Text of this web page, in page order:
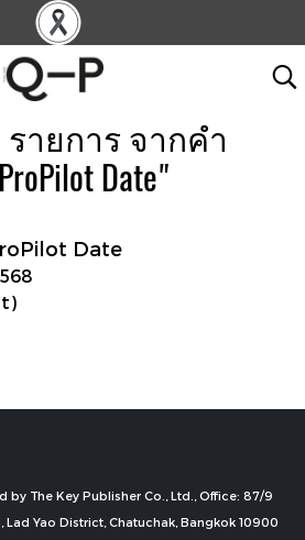
ายการ จากคำ
Date"
Date
by The Key Publisher Co., Ltd., Office: 87/9
Lad Yao District, Chatuchak, Bangkok 10900